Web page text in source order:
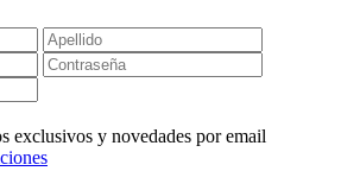
exclusivos y novedades por email